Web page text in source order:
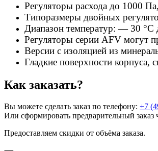
Регуляторы расхода до 1000
Типоразмеры двойных
Диапазон температур: — 30 °C
Регуляторы серии AFV могут
Версии с изоляцией из
Гладкие поверхности
Как заказать?
Вы можете сделать заказ по телефону: +7
Или сформировать предварительный заказ
Предоставляем скидки от объёма заказа.